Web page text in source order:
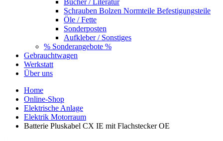
Schrauben Bolzen Normteile Befestigungsteile
Öle / Fette
Sonderposten
Aufkleber / Sonstiges
% Sonderangebote %
Gebrauchtwagen
Werkstatt
Über uns
Home
Online-Shop
Elektrische Anlage
Elektrik Motorraum
Batterie Pluskabel CX IE mit Flachstecker OE